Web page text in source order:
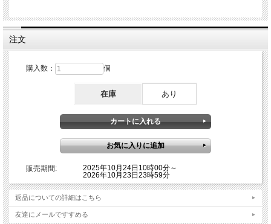
注文
購入数： 個
在庫 あり
販売期間:
2025年10月24日10時00分～
2026年10月23日23時59分
返品についての詳細はこちら
友達にメールですすめる